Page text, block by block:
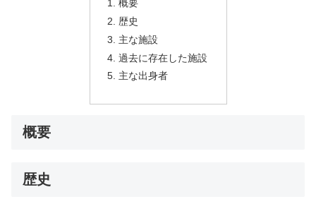
概要
歴史
主な施設
過去に存在した施設
主な出身者
概要
歴史